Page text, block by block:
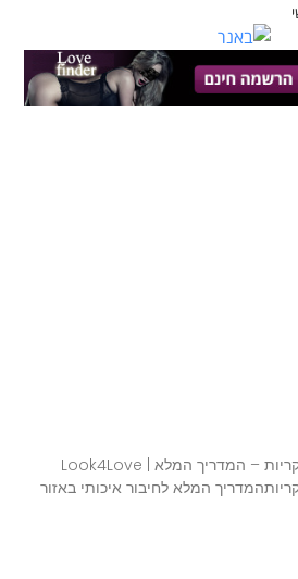
היכרויות עם קוקסינליות בקריות – המדריך המלא | Look4Love
המלא לחיבור איכותי באזור